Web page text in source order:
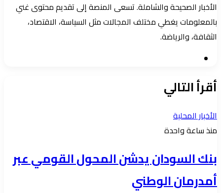
الأخبار الصحيحة والشاملة. تسعى المنصة إلى تقديم محتوى غني
بالمعلومات يغطي مختلف المجالات مثل السياسة، الاقتصاد،
الثقافة، والرياضة.
أقرأ التالي
الأخبار المحلية
منذ ساعة واحدة
بنك السودان يدشن المحول القومي عبر
أمدرمان الوطني